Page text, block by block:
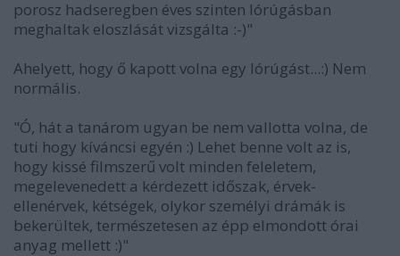
porosz hadseregben éves szinten lórúgásban
meghaltak eloszlását vizsgálta :-)"
Ahelyett, hogy ő kapott volna egy lórúgást...:) Nem
normális.
"Ó, hát a tanárom ugyan be nem vallotta volna, de
tuti hogy kíváncsi egyén :) Lehet benne volt az is,
hogy kissé filmszerű volt minden feleletem,
megelevenedett a kérdezett időszak, érvek-
ellenérvek, kétségek, olykor személyi drámák is
bekerültek, természetesen az épp elmondott órai
anyag mellett :)"